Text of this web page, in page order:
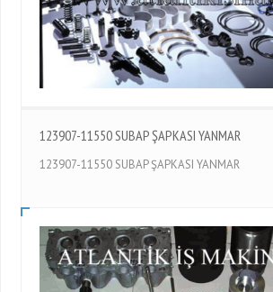
123907-11550 SUBAP ŞAPKASI YANMAR
123907-11550 SUBAP ŞAPKASI YANMAR